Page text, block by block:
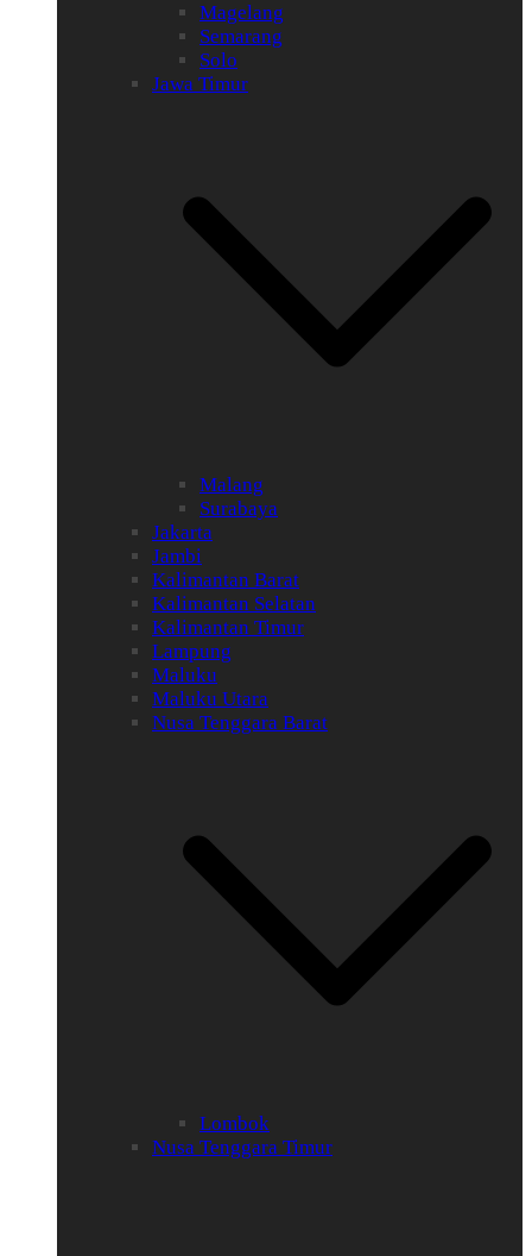
Magelang
Semarang
Solo
Jawa Timur
Malang
Surabaya
Jakarta
Jambi
Kalimantan Barat
Kalimantan Selatan
Kalimantan Timur
Lampung
Maluku
Maluku Utara
Nusa Tenggara Barat
Lombok
Nusa Tenggara Timur